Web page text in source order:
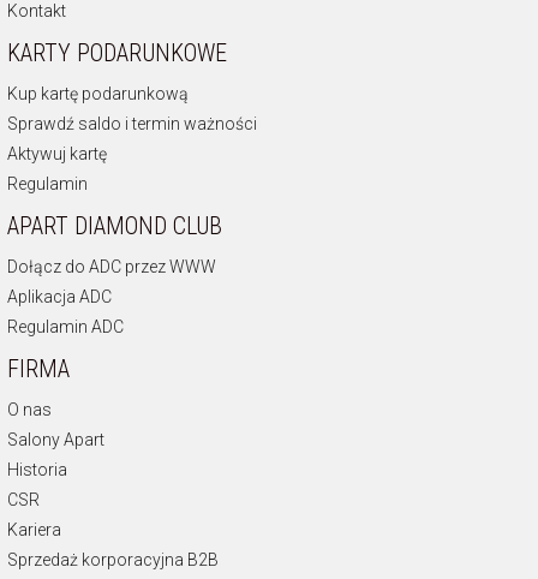
Kontakt
KARTY PODARUNKOWE
Kup kartę podarunkową
Sprawdź saldo i termin ważności
Aktywuj kartę
Regulamin
APART DIAMOND CLUB
Dołącz do ADC przez WWW
Aplikacja ADC
Regulamin ADC
FIRMA
O nas
Salony Apart
Historia
CSR
Kariera
Sprzedaż korporacyjna B2B